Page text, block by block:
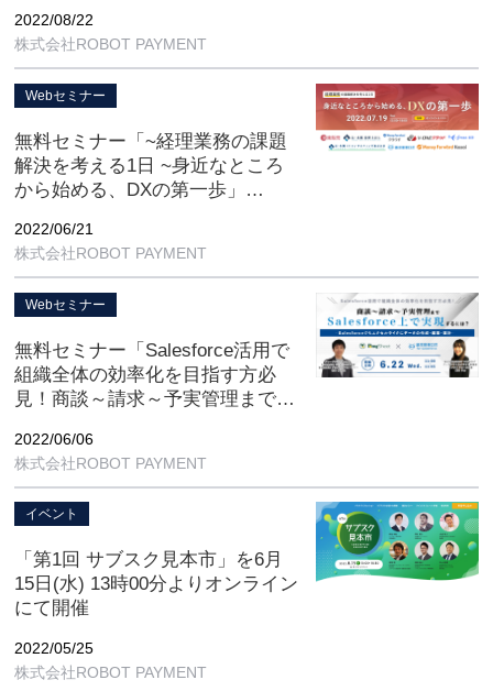
開催】
2022/08/22
株式会社ROBOT PAYMENT
Webセミナー
無料セミナー「~経理業務の課題
解決を考える1日 ~身近なところ
から始める、DXの第一歩」
開催】
2022/06/21
株式会社ROBOT PAYMENT
Webセミナー
無料セミナー「Salesforce活用で
組織全体の効率化を目指す方必
見！商談～請求～予実管理まで、
【6/22(水) 11:00-11:45 オンライン
開催】
2022/06/06
株式会社ROBOT PAYMENT
イベント
「第1回 サブスク見本市」を6月
15日(水) 13時00分よりオンライン
にて開催
2022/05/25
株式会社ROBOT PAYMENT